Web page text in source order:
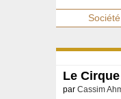
Société
Le
par Cassim